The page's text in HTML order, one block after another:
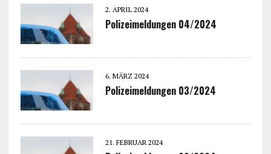
2. APRIL 2024
Polizeimeldungen 04/2024
6. MÄRZ 2024
Polizeimeldungen 03/2024
21. FEBRUAR 2024